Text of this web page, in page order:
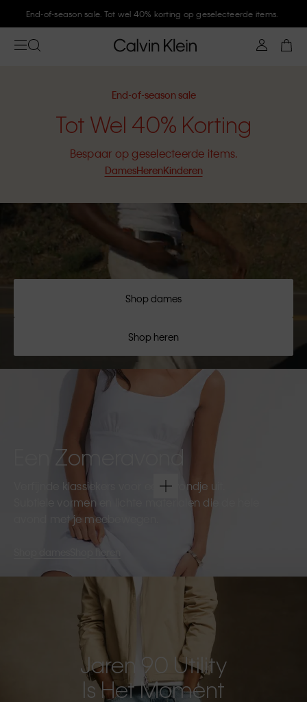
Meld je aan bij Calvin Klein en krijg 10% korting
End-of-season sale
Tot Wel 40% Korting
Bespaar op geselecteerde items.
DamesHerenKinderen
Shop dames
Shop heren
Een Zomeravond
Verfijnde klassiekers voor een avondje uit.
Subtiele vormen en lichte materialen die de hele
avond met je meebewegen.
Shop heren
Jaren 90 Utility
Is Het Moment